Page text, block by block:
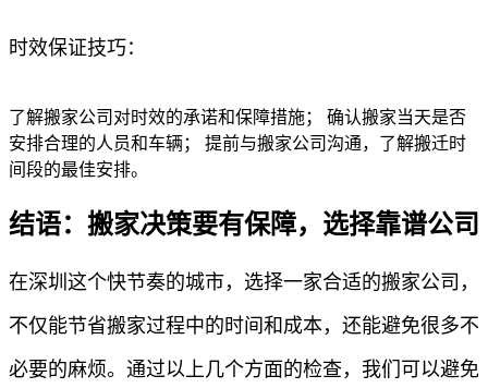
时效保证技巧：
了解搬家公司对时效的承诺和保障措施； 确认搬家当天是否
安排合理的人员和车辆； 提前与搬家公司沟通，了解搬迁时
间段的最佳安排。
结语：搬家决策要有保障，选择靠谱公司
在深圳这个快节奏的城市，选择一家合适的搬家公司，
不仅能节省搬家过程中的时间和成本，还能避免很多不
必要的麻烦。通过以上几个方面的检查，我们可以避免